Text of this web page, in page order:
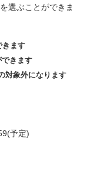
選ぶことができま
きます
きます
対象外になります
予定)